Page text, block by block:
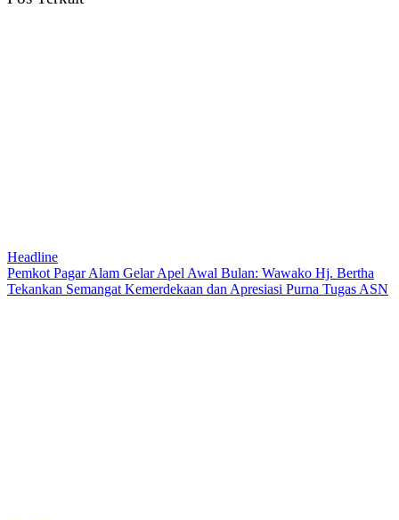
Headline
Pemkot Pagar Alam Gelar Apel Awal Bulan: Wawako Hj. Bertha
Tekankan Semangat Kemerdekaan dan Apresiasi Purna Tugas ASN